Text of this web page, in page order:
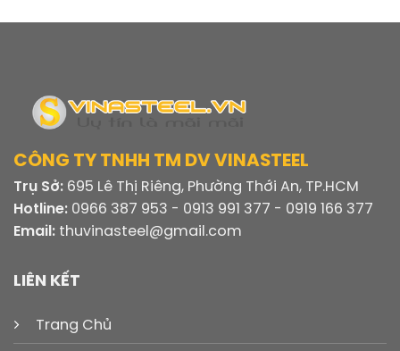
CÔNG TY TNHH TM DV VINASTEEL
Trụ Sở: 695 Lê Thị Riêng, Phường Thới An, TP.HCM
Hotline: 0966 387 953 - 0913 991 377 - 0919 166 377
Email: thuvinasteel@gmail.com
LIÊN KẾT
Trang Chủ